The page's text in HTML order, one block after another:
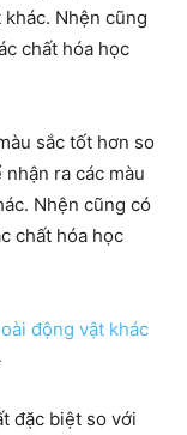
Nhện cũng
chất hóa học
sắc tốt hơn so
ra các màu
Nhện cũng có
chất hóa học
đặc biệt so với